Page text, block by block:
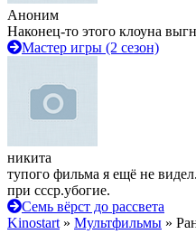
Аноним
Наконец-то этого клоуна
Мастер игры (2 сезон)
никита
тупого фильма я ещё не
при ссср.убогие.
Семь вёрст до рассвета
Kinostart » Мультфильмы »